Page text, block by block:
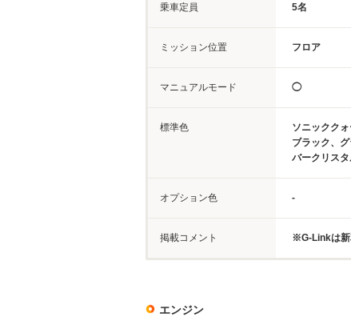
乗車定員 5名
ミッション位置 フロア
マニュアルモード ◯
標準色
ソニックク
ブラック、
バークリス
オプション色 -
掲載コメント ※G-Linkは新
エンジン